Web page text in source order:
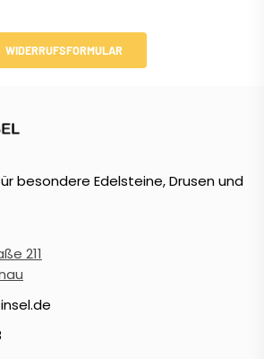
WIDERRUFSFORMULAR
besondere Edelsteine, Drusen und
211